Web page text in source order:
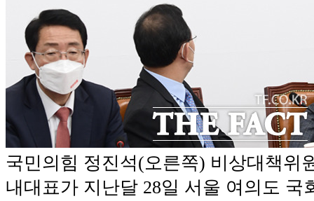
국민의힘 정진석(오른쪽) 비상대책위
내대표가 지난달 28일 서울 여의도 국